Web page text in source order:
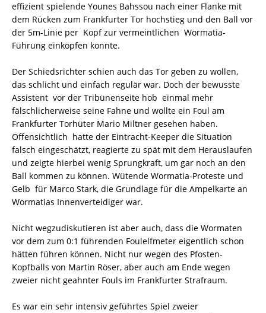
effizient spielende Younes Bahssou nach einer Flanke mit
dem Rücken zum Frankfurter Tor hochstieg und den Ball vor
der 5m-Linie per Kopf zur vermeintlichen Wormatia-
Führung einköpfen konnte.
Der Schiedsrichter schien auch das Tor geben zu wollen,
das schlicht und einfach regulär war. Doch der bewusste
Assistent vor der Tribünenseite hob einmal mehr
fälschlicherweise seine Fahne und wollte ein Foul am
Frankfurter Torhüter Mario Miltner gesehen haben.
Offensichtlich hatte der Eintracht-Keeper die Situation
falsch eingeschätzt, reagierte zu spät mit dem Herauslaufen
und zeigte hierbei wenig Sprungkraft, um gar noch an den
Ball kommen zu können. Wütende Wormatia-Proteste und
Gelb für Marco Stark, die Grundlage für die Ampelkarte an
Wormatias Innenverteidiger war.
Nicht wegzudiskutieren ist aber auch, dass die Wormaten
vor dem zum 0:1 führenden Foulelfmeter eigentlich schon
hätten führen können. Nicht nur wegen des Pfosten-
Kopfballs von Martin Röser, aber auch am Ende wegen
zweier nicht geahnter Fouls im Frankfurter Strafraum.
Es war ein sehr intensiv geführtes Spiel zweier